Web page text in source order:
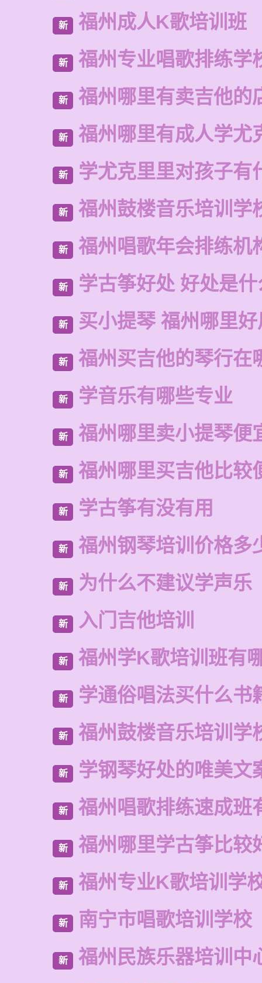
新 福州成人K歌培训班
新 福州专业唱歌排练学
新 福州哪里有卖吉他的
新 福州哪里有成人学尤
新 学尤克里里对孩子有
新 福州鼓楼音乐培训学
新 福州唱歌年会排练机
新 学古筝好处 好处是什
新 买小提琴 福州哪里
新 福州买吉他的琴行在
新 学音乐有哪些专业
新 福州哪里卖小提琴便
新 福州哪里买吉他比较
新 学古筝有没有用
新 福州钢琴培训价格多
新 为什么不建议学声乐
新 入门吉他培训
新 福州学K歌培训班有
新 学通俗唱法买什么书
新 福州鼓楼音乐培训学
新 学钢琴好处的唯美文
新 福州唱歌排练速成班
新 福州哪里学古筝比较
新 福州专业K歌培训学
新 南宁市唱歌培训学校
新 福州民族乐器培训中